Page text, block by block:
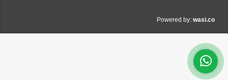
Powered by: wasi.co